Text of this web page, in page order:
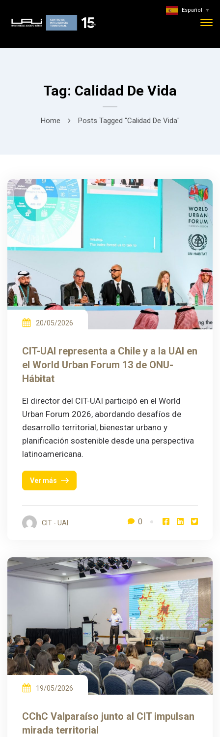
Tag: Calidad De Vida
Home Posts Tagged "Calidad De Vida"
20/05/2026
CIT-UAI representa a Chile y a la UAI en
el World Urban Forum 13 de ONU-
Hábitat
El director del CIT-UAI participó en el World
Urban Forum 2026, abordando desafíos de
desarrollo territorial, bienestar urbano y
planificación sostenible desde una perspectiva
latinoamericana.
Ver más
CIT - UAI 0
19/05/2026
CChC Valparaíso junto al CIT impulsan
mirada territorial
Español ▼